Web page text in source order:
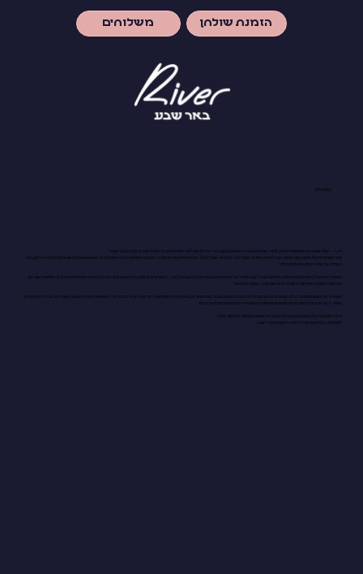
משלוחים הזמנת שולחן
קצת עלינו
ריבר - רשת המסעדות האסיאתית הגיעה לבאר שבע! אז את הרשת אתם בטוח כבר מכירים, אבל מה אתם יודעים על הסניף החדש שלנו בבאר שבע?
אחד מסניפי הרשת היפים, המרשימים, הגדולים והאיכותיים. הגענו לעיר בתחילת שנת 2023 והבאנו איתנו את הבשורה, יש מטבח אסיאתי בבירת הנגב! מבחר טעמים אותנטיים ממש כמו במזרח הרחוק, תוך
הקפדה על חומרי הגלם האיכותיים ביותר.
המסעדה מציעה 2 מתחמים מרשימים, המתחם הגדול, שם הסטייל לא ייעלם מעיניכם וגם תוכלו לשבת על הבר, להיות קרובים למטבח ולשפים שלנו שיכינו לכם את המנות ממש מולכם. המתחם השני הוא
המרפסת המקורה ואיזו אווירה מחכה לכם שם עם בר קוקטיילים מיוחד.
התפריט שלנו מגוון ומתאים לכולם, צמחונים, טבעוניים וילדים, בו תוכלו למצוא מבחר מנות סושי, ווק, מנות פתיחה מפתיעות, בשרים על גריל רובטה יפני, משקאות מהמזרח וכמובן קוקטיילים, אבל ברמה אחרת!
נשאר לכם רק להחליט אם ליהנות מהטעמים והאווירה במסעדה או ממשלוח מפנק עד הבית.
איזורי המשלוח שלנו מפורטים עבורכם באתר ההזמנות או במוקד הטלפוני שלנו.
למסעדה כשרות מטעם הרבנות הראשית בבאר שבע.